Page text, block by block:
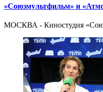
«Союзмультфильм» и
МОСКВА - Киностудия